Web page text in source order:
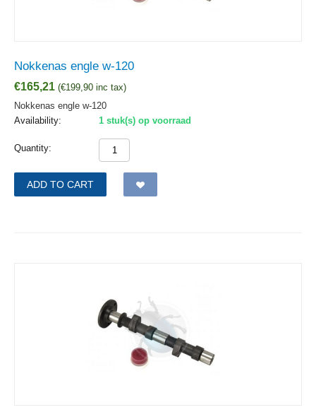
Nokkenas engle w-120
€165,21 (€199,90 inc tax)
Nokkenas engle w-120
Availability:
1 stuk(s) op voorraad
Quantity:
ADD TO CART